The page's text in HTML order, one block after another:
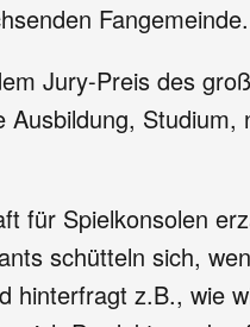
Fangemeinde.
Jury-Preis des
für Spielkonsolen
schütteln sich,
hinterfragt z.B., wie